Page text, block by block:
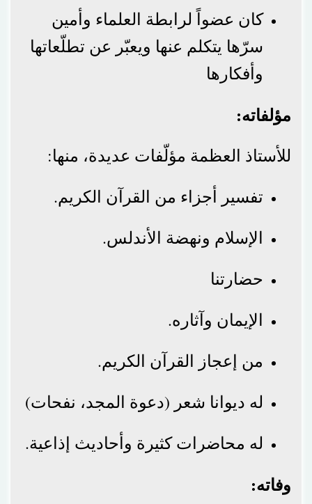
كان عضواً لرابطة العلماء وأمين
سرّها يتكلم عنها ويعبّر عن تطلّعاتها
وأفكارها
مؤلفاته:
للأستاذ العظمة مؤلّفات عديدة، منها:
تفسير أجزاء من القرآن الكريم.
الإسلام ونهضة الأندلس.
حضارتنا
الإيمان وآثاره.
من إعجاز القرآن الكريم.
له ديوانا شعر (دعوة المجد، نفحات)
له محاضرات كثيرة وأحاديث إذاعية.
وفاته: